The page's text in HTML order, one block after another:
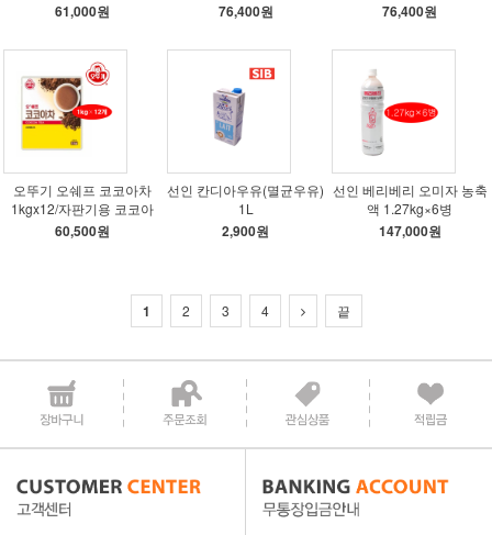
61,000원 76,400원 76,400원
오뚜기 오쉐프 코코아차
1kgx12/자판기용 코코아
60,500원
선인 칸디아우유(멸균우유)
1L
2,900원
선인 베리베리 오미자 농축
액 1.27kg×6병
147,000원
1 2 3 4 끝